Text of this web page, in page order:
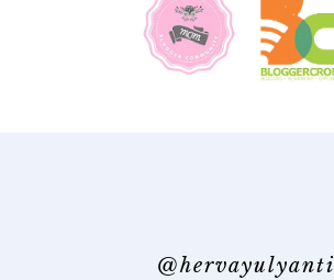
@hervayulyanti